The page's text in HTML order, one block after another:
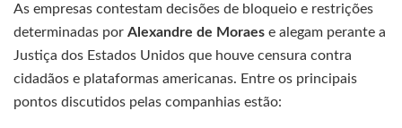
As empresas contestam decisões de bloqueio e restrições
determinadas por Alexandre de Moraes e alegam perante a
Justiça dos Estados Unidos que houve censura contra
cidadãos e plataformas americanas. Entre os principais
pontos discutidos pelas companhias estão: